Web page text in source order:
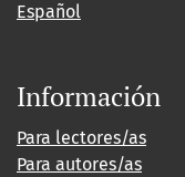
Español
Información
Para lectores/as
Para autores/as